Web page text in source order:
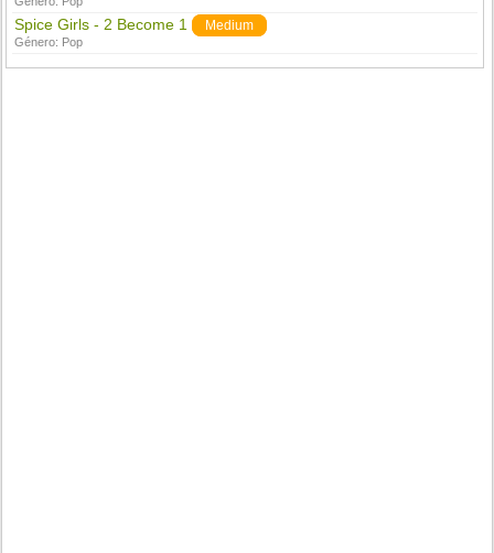
Spice Girls - 2 Become 1 Medium
Género: Pop